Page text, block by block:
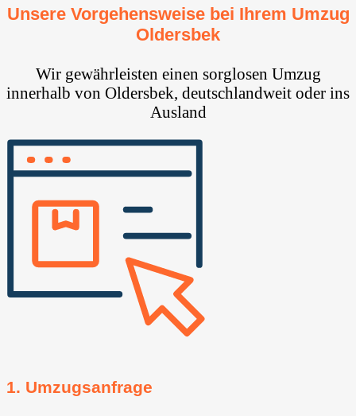
Unsere Vorgehensweise bei Ihrem Umzug
Oldersbek
Wir gewährleisten einen sorglosen Umzug
innerhalb von Oldersbek, deutschlandweit oder ins
Ausland
1. Umzugsanfrage